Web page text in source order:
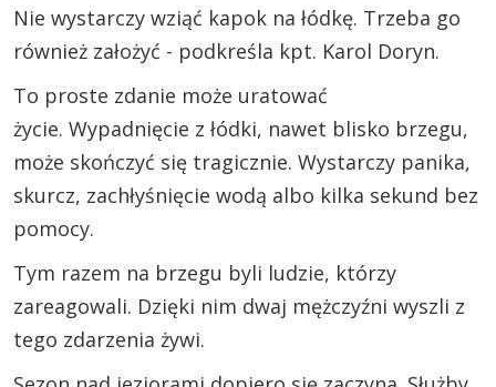
Nie wystarczy wziąć kapok na łódkę. Trzeba go
również założyć - podkreśla kpt. Karol Doryn.
To proste zdanie może uratować
życie. Wypadnięcie z łódki, nawet blisko brzegu,
może skończyć się tragicznie. Wystarczy panika,
skurcz, zachłyśnięcie wodą albo kilka sekund bez
pomocy.
Tym razem na brzegu byli ludzie, którzy
zareagowali. Dzięki nim dwaj mężczyźni wyszli z
tego zdarzenia żywi.